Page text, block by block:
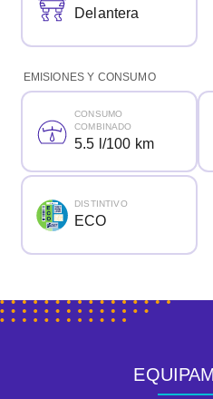
Delantera
EMISIONES Y CONSUMO
CONSUMO
COMBINADO
5.5 l/100 km
DISTINTIVO
ECO